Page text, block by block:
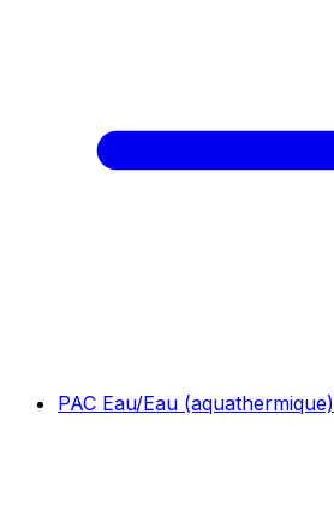
PAC Eau/Eau (aquathermique)